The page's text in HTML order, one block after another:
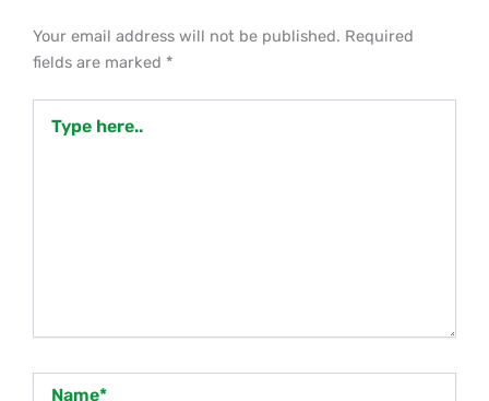
Your email address will not be published. Required
fields are marked *
here..